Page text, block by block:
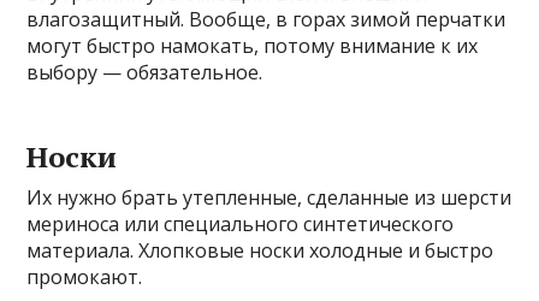
влагозащитный. Вообще, в горах зимой перчатки
могут быстро намокать, потому внимание к их
выбору — обязательное.
Носки
Их нужно брать утепленные, сделанные из шерсти
мериноса или специального синтетического
материала. Хлопковые носки холодные и быстро
промокают.